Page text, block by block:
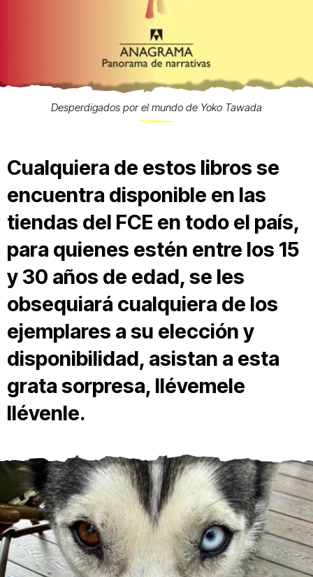
Desperdigados por el mundo de Yoko Tawada
Cualquiera de estos libros se
encuentra disponible en las
tiendas del FCE en todo el país,
para quienes estén entre los 15
y 30 años de edad, se les
obsequiará cualquiera de los
ejemplares a su elección y
disponibilidad, asistan a esta
grata sorpresa, llévemele
llévenle.